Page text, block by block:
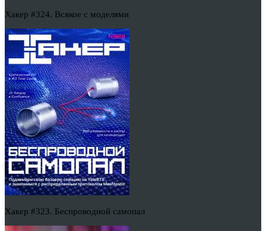
Хакер #324. Всякое с моделями
Хакер #323. Беспроводной самопал